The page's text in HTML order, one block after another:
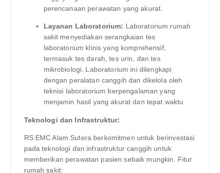
perencanaan perawatan yang akurat.
Layanan Laboratorium: Laboratorium rumah
sakit menyediakan serangkaian tes
laboratorium klinis yang komprehensif,
termasuk tes darah, tes urin, dan tes
mikrobiologi. Laboratorium ini dilengkapi
dengan peralatan canggih dan dikelola oleh
teknisi laboratorium berpengalaman yang
menjamin hasil yang akurat dan tepat waktu.
Teknologi dan Infrastruktur:
RS EMC Alam Sutera berkomitmen untuk berinvestasi
pada teknologi dan infrastruktur canggih untuk
memberikan perawatan pasien sebaik mungkin. Fitur
rumah sakit: